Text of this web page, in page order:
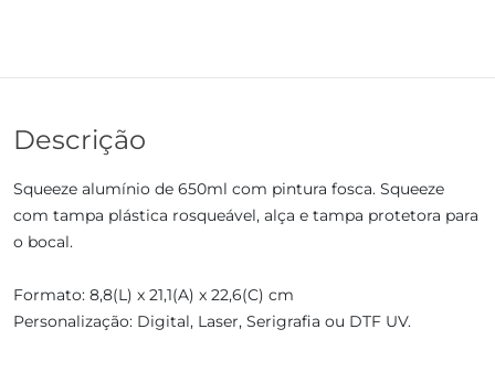
Descrição
Squeeze alumínio de 650ml com pintura fosca. Squeeze
com tampa plástica rosqueável, alça e tampa protetora para
o bocal.
Formato: 8,8(L) x 21,1(A) x 22,6(C) cm
Personalização: Digital, Laser, Serigrafia ou DTF UV.